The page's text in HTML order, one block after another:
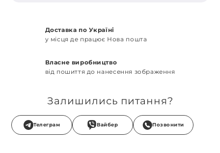
Доставка по Україні
у місця де працює Нова пошта
Власне виробництво
від пошиття до нанесення зображення
Залишились питання?
Телеграм Вайбер Позвонити